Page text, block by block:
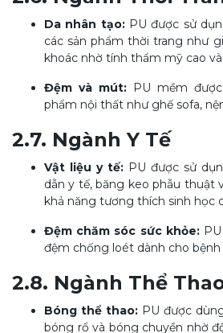
Da nhân tạo:PU được sử
các sản phẩm thời trang như
khoác nhờ tính thẩm mỹ cao
Đệm và mút: PU mềm
phẩm nội thất như ghế sofa,
2.7. Ngành Y Tế
Vật liệu y tế: PU được sử
dẫn y tế, băng keo phẫu thuật
khả năng tương thích sinh học
Đệm chăm sóc sức khỏe:PU
đệm chống loét dành cho
2.8. Ngành Thể
Bóng thể thao:PU được
bóng rổ và bóng chuyền nhờ